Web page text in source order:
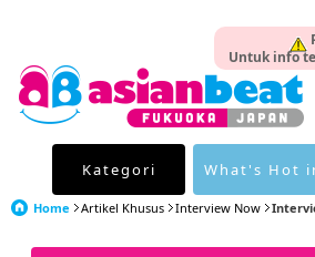
Untuk info
Kategori What's Hot
Home Artikel Khusus Interview Now